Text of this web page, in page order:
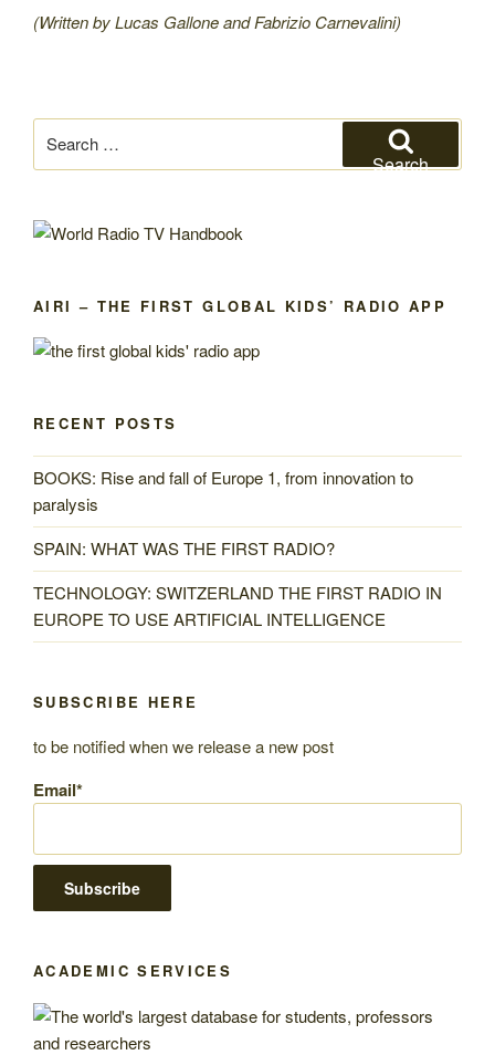
(Written by Lucas Gallone and Fabrizio Carnevalini)
for:
Search
AIRI – THE FIRST GLOBAL KIDS’ RADIO APP
RECENT POSTS
BOOKS: Rise and fall of Europe 1, from innovation to
paralysis
SPAIN: WHAT WAS THE FIRST RADIO?
TECHNOLOGY: SWITZERLAND THE FIRST RADIO IN
EUROPE TO USE ARTIFICIAL INTELLIGENCE
SUBSCRIBE HERE
to be notified when we release a new post
Email*
ACADEMIC SERVICES